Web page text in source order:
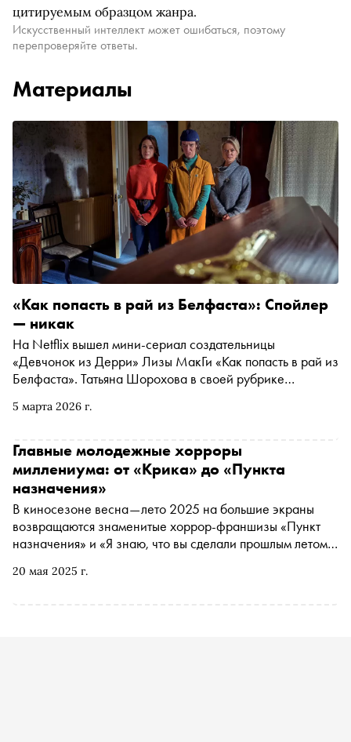
цитируемым образцом жанра.
Искусственный интеллект может ошибаться, поэтому
перепроверяйте ответы.
Материалы
5 марта 2026 г.
«Как попасть в рай из Белфаста»: Спойлер
— никак
На Netflix вышел мини-сериал создательницы
«Девчонок из Дерри» Лизы МакГи «Как попасть в рай из
Белфаста». Татьяна Шорохова в своей рубрике
почему это нельзя пропустить
20 мая 2025 г.
Главные молодежные хорроры
миллениума: от «Крика» до «Пункта
назначения»
В киносезоне весна—лето 2025 на большие экраны
возвращаются знаменитые хоррор-франшизы «Пункт
назначения» и «Я знаю, что вы сделали прошлым летом»,
Похоже, подростковые ужастики снова в тренде.